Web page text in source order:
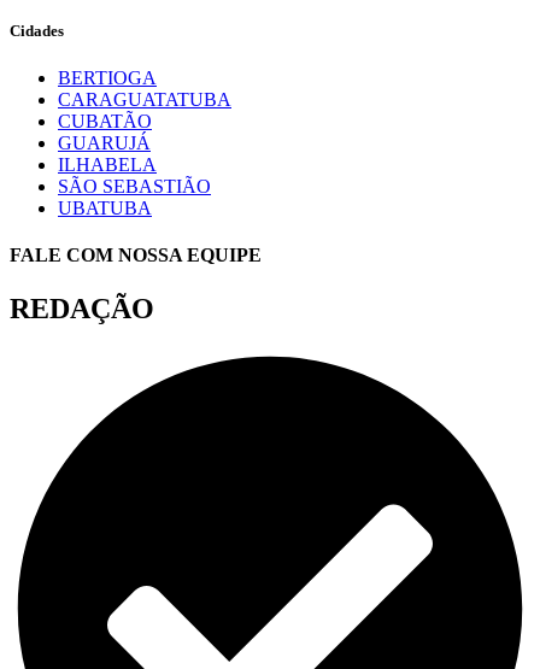
Cidades
BERTIOGA
CARAGUATATUBA
CUBATÃO
GUARUJÁ
ILHABELA
SÃO SEBASTIÃO
UBATUBA
FALE COM NOSSA EQUIPE
REDAÇÃO